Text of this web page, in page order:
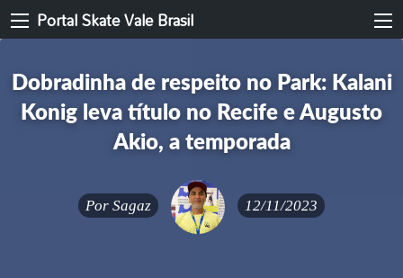
Portal Skate Vale Brasil
Dobradinha de respeito no Park: Kalani
Konig leva título no Recife e Augusto
Akio, a temporada
Por Sagaz 12/11/2023